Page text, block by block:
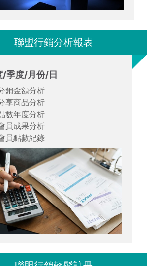
聯盟行銷分析報表
/季度/月份/日
銷金額分析
享商品分析
數年度分析
員成果分析
員點數紀錄